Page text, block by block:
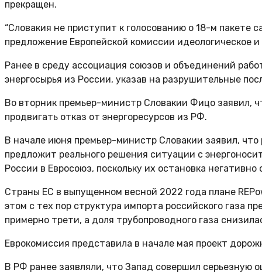
прекращен.
“Словакия не приступит к голосованию о 18-м пакете
предложение Европейской комиссии идеологическое
Ранее в среду ассоциация союзов и объединений
энергосырья из России, указав на разрушительные
Во вторник премьер-министр Словакии Фицо заявил,
продвигать отказ от энергоресурсов из РФ.
В начале июня премьер-министр Словакии заявил,
предложит реального решения ситуации с
России в Евросоюз, поскольку их остановка
Страны ЕС в выпущенном весной 2022 года плане
этом с тех пор структура импорта российского газа
примерно трети, а доля трубопроводного газа
Еврокомиссия представила в начале мая проект
В РФ ранее заявляли, что Запад совершил серьезную